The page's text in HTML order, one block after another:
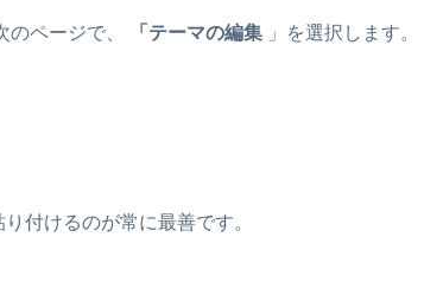
のページで、 「テーマの編集 」を選択します。
付けるのが常に最善です。